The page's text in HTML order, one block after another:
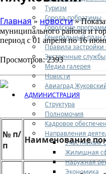
Туризм
Города-побратимы
Городские
Генеральный план
Правила
Экстренные службы
Медиа галерея
Новости
Авиаград
АДМИНИСТРАЦИЯ
Структура
Полномочия
Кадровое
Направления
Участникам
Жилищная
Наружная
Экономика
Главная» новости»
муниципального района и
период с 01 апреля по 16
Просмотров: 2393
№ п/
п
Наименование